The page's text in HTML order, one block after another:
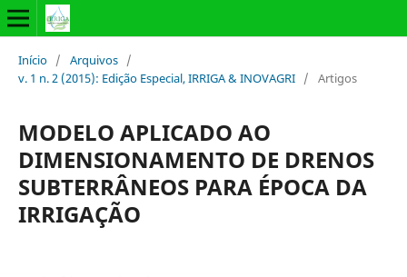
Início / Arquivos /
v. 1 n. 2 (2015): Edição Especial, IRRIGA & INOVAGRI / Artigos
MODELO APLICADO AO
DIMENSIONAMENTO DE DRENOS
SUBTERRÂNEOS PARA ÉPOCA DA
IRRIGAÇÃO